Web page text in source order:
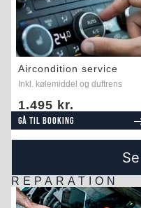
Aircondition service
Inkl. kølemiddel og duftrens
1.495 kr.
Gå til booking
REPARATION